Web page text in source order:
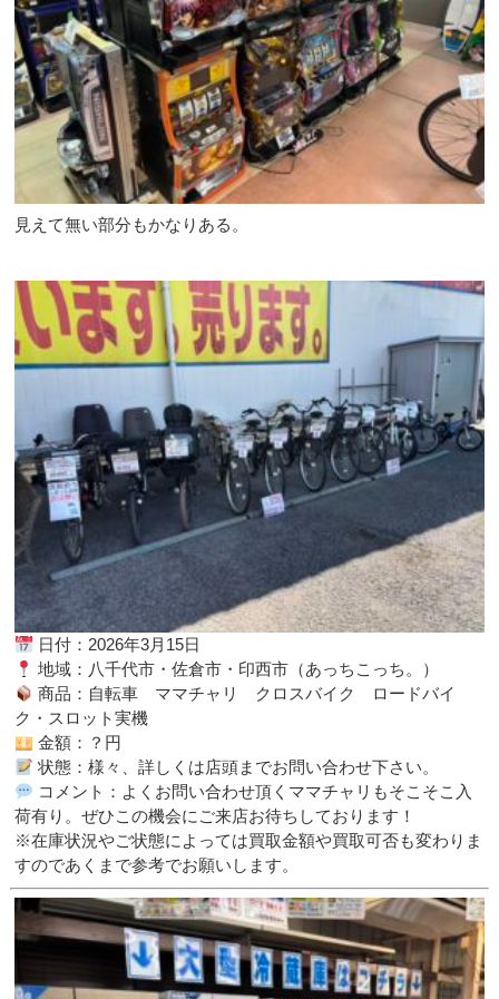
見えて無い部分もかなりある。
日付：2026年3月15日
地域：八千代市・佐倉市・印西市（あっちこっち。）
商品：自転車 ママチャリ クロスバイク ロードバイ
ク・スロット実機
金額：？円
状態：様々、詳しくは店頭までお問い合わせ下さい。
コメント：よくお問い合わせ頂くママチャリもそこそこ入
荷有り。ぜひこの機会にご来店お待ちしております！
※在庫状況やご状態によっては買取金額や買取可否も変わりま
すのであくまで参考でお願いします。